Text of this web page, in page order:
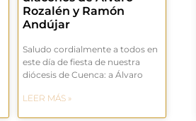
Rozalén y Ramón
Andújar
Saludo cordialmente a todos en
este día de fiesta de nuestra
diócesis de Cuenca: a Álvaro
LEER MÁS »